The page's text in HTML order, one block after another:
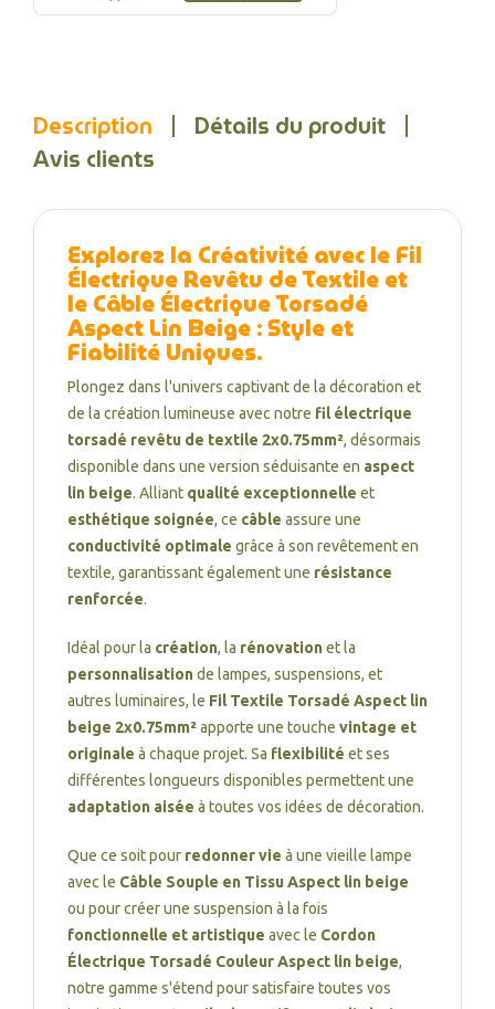
Description
Détails du produit
Avis clients
Explorez la Créativité avec leFil
Électrique Revêtu de Textileet
leCâble Électrique Torsadé
Aspect Lin Beige: Style et
Fiabilité Uniques.
Plongez dans l'univers captivant de la décoration et
de la création lumineuse avec notre fil électrique
torsadé revêtu de textile 2x0.75mm², désormais
disponible dans une version séduisante en aspect
lin beige. Alliant qualité exceptionnelle et
esthétique soignée, ce câble assure une
conductivité optimale grâce à son revêtement en
textile, garantissant également une résistance
renforcée.
Idéal pour la création, la rénovationet la
personnalisationde lampes, suspensions, et
autres luminaires, le Fil Textile Torsadé Aspect lin
beige 2x0.75mm²apporte une touche vintage et
originale à chaque projet. Sa flexibilité et ses
différentes longueurs disponibles permettent une
adaptation aisée à toutes vos idées de décoration.
Que ce soit pour redonner vie à une vieille lampe
avec le Câble Souple en Tissu Aspect lin beige
ou pour créer une suspension à la fois
fonctionnelle et artistique avec le Cordon
Électrique Torsadé Couleur Aspect lin beige,
notre gamme s'étend pour satisfaire toutes vos